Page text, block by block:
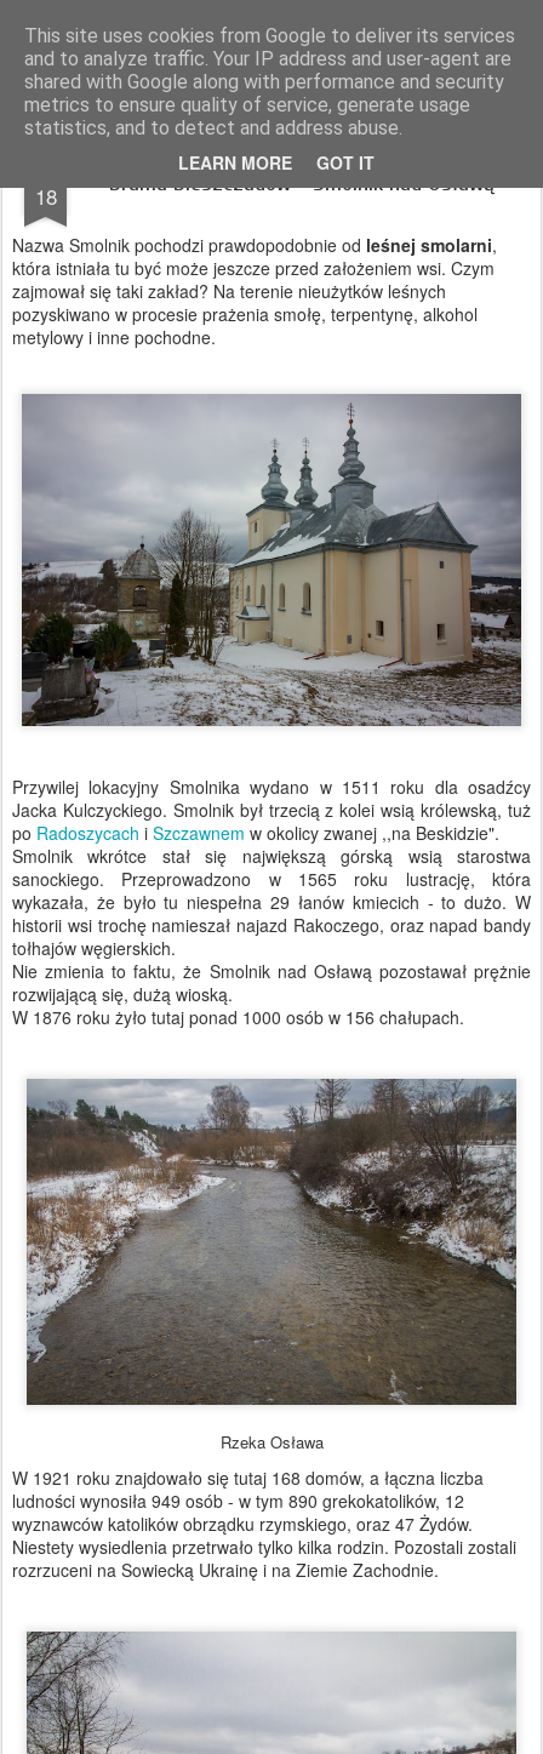
This site uses cookies from Google to deliver its services
and to analyze traffic. Your IP address and user-agent are
shared with Google along with performance and security
metrics to ensure quality of service, generate usage
statistics, and to detect and address abuse.
LEARN MORE GOT IT
Magurskie wyprawy podróże, góry, fotografia
Pages
18 Brama Bieszczadów - Smolnik nad Osławą
Nazwa Smolnik pochodzi prawdopodobnie od leśnej smolarni,
która istniała tu być może jeszcze przed założeniem wsi. Czym
zajmował się taki zakład? Na terenie nieużytków leśnych
pozyskiwano w procesie prażenia smołę, terpentynę, alkohol
metylowy i inne pochodne.
Przywilej lokacyjny Smolnika wydano w 1511 roku dla osadźcy
Jacka Kulczyckiego. Smolnik był trzecią z kolei wsią królewską, tuż
po Radoszycach i Szczawnem w okolicy zwanej ,,na Beskidzie".
Smolnik wkrótce stał się największą górską wsią starostwa
sanockiego. Przeprowadzono w 1565 roku lustrację, która
wykazała, że było tu niespełna 29 łanów kmiecich - to dużo. W
historii wsi trochę namieszał najazd Rakoczego, oraz napad bandy
tołhajów węgierskich.
Nie zmienia to faktu, że Smolnik nad Osławą pozostawał prężnie
rozwijającą się, dużą wioską.
W 1876 roku żyło tutaj ponad 1000 osób w 156 chałupach.
Rzeka Osława
W 1921 roku znajdowało się tutaj 168 domów, a łączna liczba
ludności wynosiła 949 osób - w tym 890 grekokatolików, 12
wyznawców katolików obrządku rzymskiego, oraz 47 Żydów.
Niestety wysiedlenia przetrwało tylko kilka rodzin. Pozostali zostali
rozrzuceni na Sowiecką Ukrainę i na Ziemie Zachodnie.